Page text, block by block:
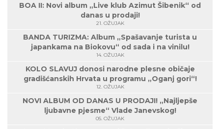
BOA II: Novi album „Live klub Azimut Šibenik“ od
danas u prodaji!
21. OŽUJAK
BANDA TURIZMA: Album „Spašavanje turista u
japankama na Biokovu“ od sada i na vinilu!
14. OŽUJAK
KOLO SLAVUJ donosi narodne plesne običaje
gradišćanskih Hrvata u programu „Oganj gori“!
12. OŽUJAK
NOVI ALBUM OD DANAS U PRODAJI! „Najljepše
ljubavne pjesme“ Vlade Janevskog!
05. OŽUJAK